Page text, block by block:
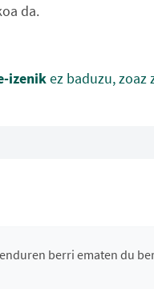
da.
izenikez baduzu, zoaz
berri ematen du